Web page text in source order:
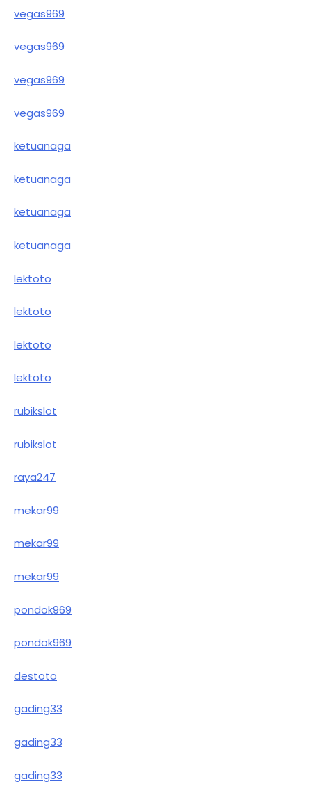
vegas969
vegas969
vegas969
vegas969
ketuanaga
ketuanaga
ketuanaga
ketuanaga
lektoto
lektoto
lektoto
lektoto
rubikslot
rubikslot
raya247
mekar99
mekar99
mekar99
pondok969
pondok969
destoto
gading33
gading33
gading33